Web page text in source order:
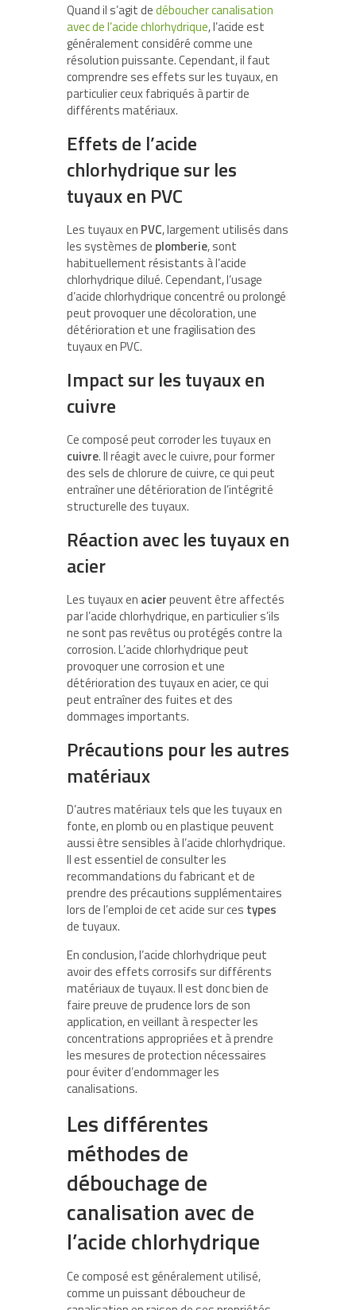
Quand il s’agit dedéboucher canalisation
avec de l’acide chlorhydrique, l’acide est
généralement considéré comme une
résolution puissante. Cependant, il faut
comprendre ses effets sur les tuyaux, en
particulier ceux fabriqués à partir de
différents matériaux.
Effets de l’acide
chlorhydrique sur les
tuyaux en PVC
Les tuyaux en PVC, largement utilisés dans
les systèmes de plomberie, sont
habituellement résistants à l’acide
chlorhydrique dilué. Cependant, l’usage
d’acide chlorhydrique concentré ou prolongé
peut provoquer une décoloration, une
détérioration et une fragilisation des
tuyaux en PVC.
Impact sur les tuyaux en
cuivre
Ce composé peut corroder les tuyaux en
cuivre. Il réagit avec le cuivre, pour former
des sels de chlorure de cuivre, ce qui peut
entraîner une détérioration de l’intégrité
structurelle des tuyaux.
Réaction avec les tuyaux en
acier
Les tuyaux en acierpeuvent être affectés
par l’acide chlorhydrique, en particulier s’ils
ne sont pas revêtus ou protégés contre la
corrosion. L’acide chlorhydrique peut
provoquer une corrosion et une
détérioration des tuyaux en acier, ce qui
peut entraîner des fuites et des
dommages importants.
Précautions pour les autres
matériaux
D’autres matériaux tels que les tuyaux en
fonte, en plomb ou en plastique peuvent
aussi être sensibles à l’acide chlorhydrique.
Il est essentiel de consulter les
recommandations du fabricant et de
prendre des précautions supplémentaires
lors de l’emploi de cet acide sur ces types
de tuyaux.
En conclusion, l’acide chlorhydrique peut
avoir des effets corrosifs sur différents
matériaux de tuyaux. Il est donc bien de
faire preuve de prudence lors de son
application, en veillant à respecter les
concentrations appropriées et à prendre
les mesures de protection nécessaires
pour éviter d’endommager les
canalisations.
Les différentes
méthodes de
débouchage de
canalisation avec de
l’acide chlorhydrique
Ce composé est généralement utilisé,
comme un puissant déboucheur de